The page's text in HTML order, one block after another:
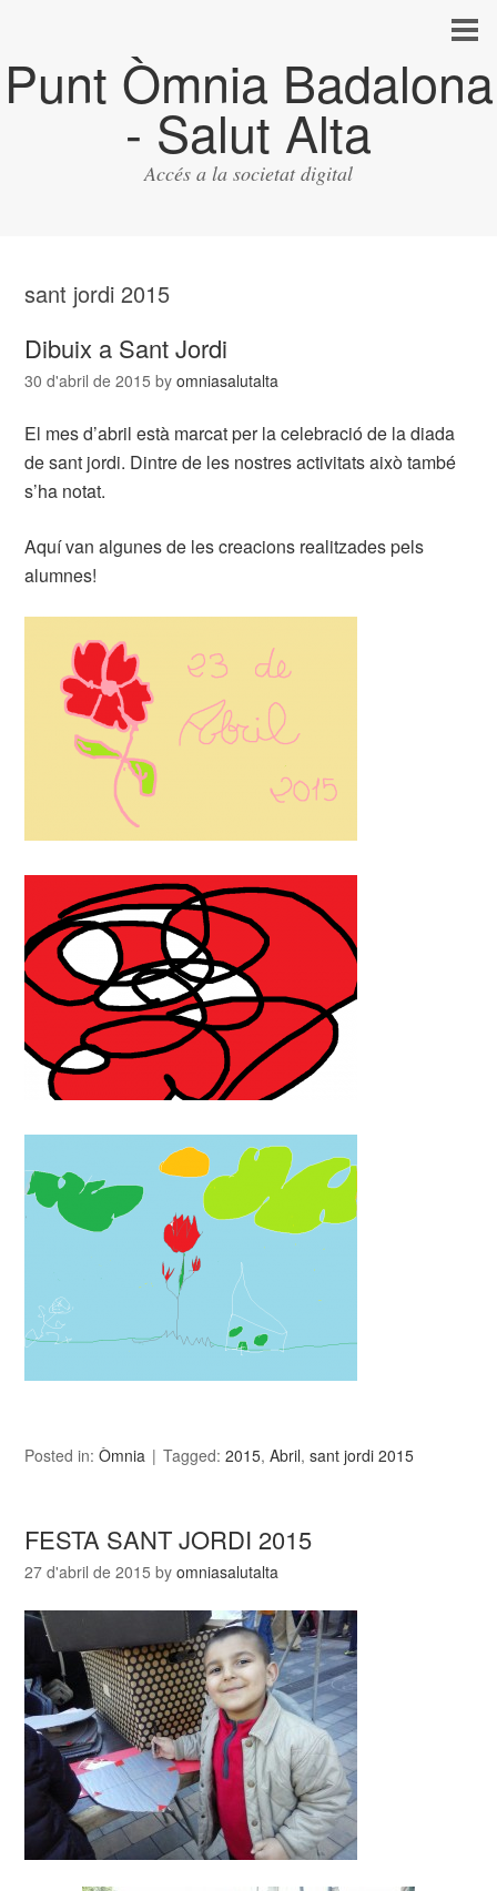
Punt Òmnia Badalona
- Salut Alta
Accés a la societat digital
sant jordi 2015
Dibuix a Sant Jordi
30 d'abril de 2015 byomniasalutalta
El mes d’abril està marcat per la celebració de la diada
de sant jordi. Dintre de les nostres activitats això també
s’ha notat.
Aquí van algunes de les creacions realitzades pels
alumnes!
Posted in:Òmnia Tagged:2015,Abril,sant jordi 2015
FESTA SANT JORDI 2015
27 d'abril de 2015 byomniasalutalta